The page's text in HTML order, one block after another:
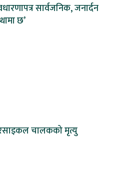
सार्वजनिक, जनार्दन
छ’
चालकको मृत्यु